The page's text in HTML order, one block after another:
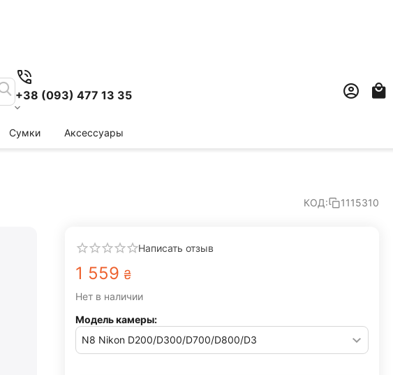
+38 (093) 477 13 35
Сумки Аксессуары
КОД: 1115310
Написать отзыв
1 559 ₴
Нет в наличии
Модель камеры: